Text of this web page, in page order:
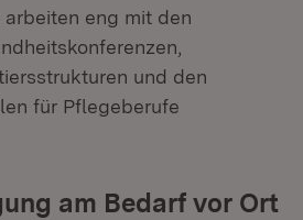
eng mit den
und den
für Pflegeberufe
am Bedarf vor Ort